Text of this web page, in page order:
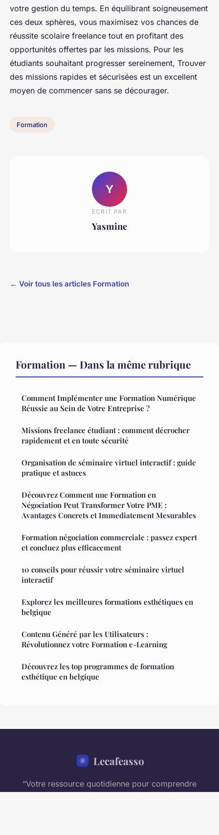
votre gestion du temps. En équilibrant soigneusement
ces deux sphères, vous maximisez vos chances de
réussite scolaire freelance tout en profitant des
opportunités offertes par les missions. Pour les
étudiants souhaitant progresser sereinement, Trouver
des missions rapides et sécurisées est un excellent
moyen de commencer sans se décourager.
Formation
Y
ECRIT PAR
Yasmine
← Voir tous les articles Formation
Formation — Dans la même rubrique
Comment Implémenter une Formation Numérique
Réussie au Sein de Votre Entreprise ?
Missions freelance étudiant : comment décrocher
rapidement et en toute sécurité
Organisation de séminaire virtuel interactif : guide
pratique et astuces
Découvrez Comment une Formation en
Négociation Peut Transformer Votre PME :
Avantages Concrets et Immediatement Mesurables
Formation négociation commerciale : passez expert
et concluez plus efficacement
10 conseils pour réussir votre séminaire virtuel
interactif
Explorez les meilleures formations esthétiques en
belgique
Contenu Généré par les Utilisateurs :
Révolutionnez votre Formation e-Learning
Découvrez les top programmes de formation
esthétique en belgique
Lecafeasso
“Votre ressource quotidienne pour comprendre